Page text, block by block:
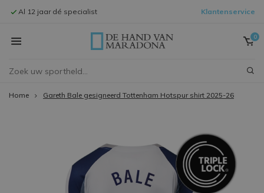
Al 12 jaar dé specialist Klantenservice
0
Home Gareth Bale gesigneerd Tottenham Hotspur shirt 2025-26